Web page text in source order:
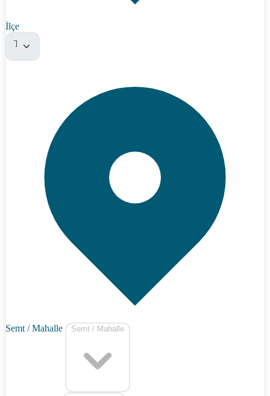
İlçe
Tümü
Semt / Mahalle Semt / Mahalle